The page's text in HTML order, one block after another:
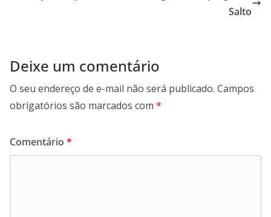
Salto
Deixe um comentário
O seu endereço de e-mail não será publicado. Campos
obrigatórios são marcados com *
Comentário *